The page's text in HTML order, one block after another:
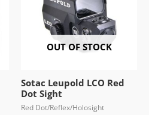
OUT OF STOCK
Sotac Leupold LCO Red
Dot Sight
Red Dot/Reflex/Holosight